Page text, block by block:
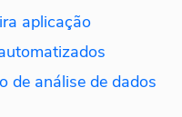
aplicação
de análise de dados